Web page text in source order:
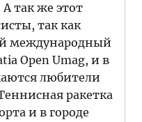
так же этот
так как
международный
Open Umag, и в
любители
ракетка
и в городе